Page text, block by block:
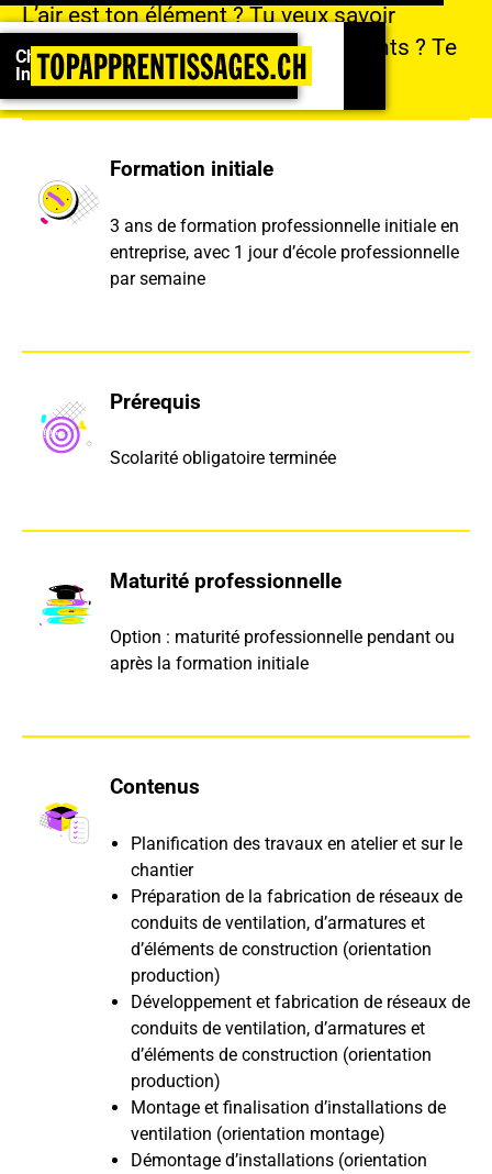
Championnats suisses 2026 : Inscrivez-vous !
Championnats suisses 2026 :
Inscrivez-vous !
L’air est ton élément ? Tu veux savoir
comment il circule dans les bâtiments ? Te
voilà au bon endroit.
Formation initiale
3 ans de formation professionnelle initiale en
entreprise, avec 1 jour d’école professionnelle
par semaine
Prérequis
Scolarité obligatoire terminée
Maturité professionnelle
Option : maturité professionnelle pendant ou
après la formation initiale
Contenus
Planification des travaux en atelier et sur le
chantier
Préparation de la fabrication de réseaux de
conduits de ventilation, d’armatures et
d’éléments de construction (orientation
production)
Développement et fabrication de réseaux de
conduits de ventilation, d’armatures et
d’éléments de construction (orientation
production)
Montage et finalisation d’installations de
ventilation (orientation montage)
Démontage d’installations (orientation